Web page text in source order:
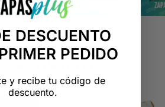
DESCUENTO
PEDIDO
y recibe tu código de
descuento.